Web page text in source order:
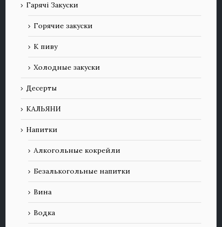
Гарячі Закуски
Горячие закуски
К пиву
Холодные закуски
Десерты
КАЛЬЯНИ
Напитки
Алкогольные кокрейли
Безалькогольные напитки
Вина
Водка